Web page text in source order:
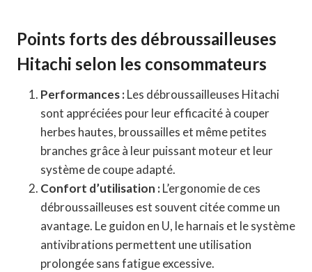
Points forts des débroussailleuses
Hitachi selon les consommateurs
Performances :Les débroussailleuses Hitachi
sont appréciées pour leur efficacité à couper
herbes hautes, broussailles et même petites
branches grâce à leur puissant moteur et leur
système de coupe adapté.
Confort d’utilisation :L’ergonomie de ces
débroussailleuses est souvent citée comme un
avantage. Le guidon en U, le harnais et le système
antivibrations permettent une utilisation
prolongée sans fatigue excessive.